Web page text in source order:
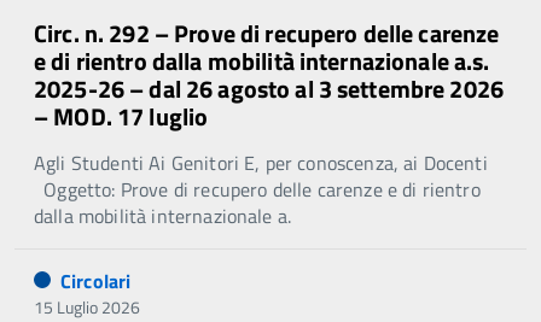
Circ. n. 292 – Prove di recupero delle carenze
e di rientro dalla mobilità internazionale a.s.
2025-26 – dal 26 agosto al 3 settembre 2026
– MOD. 17 luglio
Agli Studenti Ai Genitori E, per conoscenza, ai Docenti
Oggetto: Prove di recupero delle carenze e di rientro
dalla mobilità internazionale a.
Circolari
15 Luglio 2026